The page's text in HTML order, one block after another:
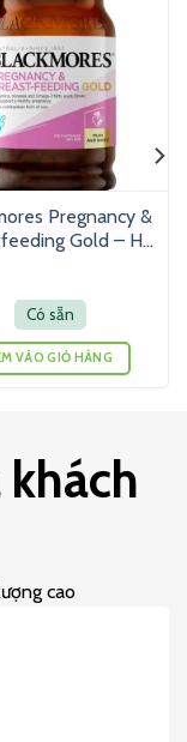
Pregnancy &
Gold – Hỗ
Có sẵn
VÀO GIỎ HÀNG
cao